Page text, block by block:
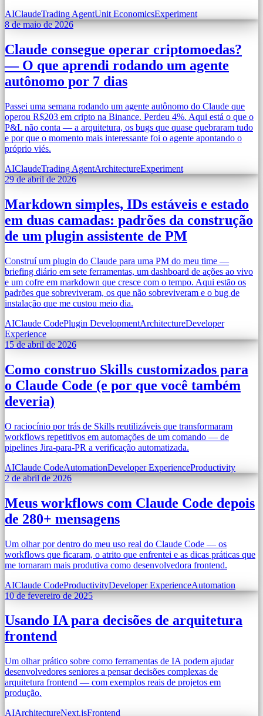
AIClaudeTrading AgentUnit EconomicsExperiment
8 de maio de 2026
Claude consegue operar criptomoedas?
— O que aprendi rodando um agente
autônomo por 7 dias
Passei uma semana rodando um agente autônomo do Claude que
operou R$203 em cripto na Binance. Perdeu 4%. Aqui está o que o
P&L não conta — a arquitetura, os bugs que quase quebraram tudo
e por que o momento mais interessante foi o agente apontando o
próprio viés.
AIClaudeTrading AgentArchitectureExperiment
29 de abril de 2026
Markdown simples, IDs estáveis e estado
em duas camadas: padrões da construção
de um plugin assistente de PM
Construí um plugin do Claude para uma PM do meu time —
briefing diário em sete ferramentas, um dashboard de ações ao vivo
e um cofre em markdown que cresce com o tempo. Aqui estão os
padrões que sobreviveram, os que não sobreviveram e o bug de
instalação que me custou meio dia.
AIClaude CodePlugin DevelopmentArchitectureDeveloper
Experience
15 de abril de 2026
Como construo Skills customizados para
o Claude Code (e por que você também
deveria)
O raciocínio por trás de Skills reutilizáveis que transformaram
workflows repetitivos em automações de um comando — de
pipelines Jira-para-PR a verificação automatizada.
AIClaude CodeAutomationDeveloper ExperienceProductivity
2 de abril de 2026
Meus workflows com Claude Code depois
de 280+ mensagens
Um olhar por dentro do meu uso real do Claude Code — os
workflows que ficaram, o atrito que enfrentei e as dicas práticas que
me tornaram mais produtiva como desenvolvedora frontend.
AIClaude CodeProductivityDeveloper ExperienceAutomation
10 de fevereiro de 2025
Usando IA para decisões de arquitetura
frontend
Um olhar prático sobre como ferramentas de IA podem ajudar
desenvolvedores seniores a pensar decisões complexas de
arquitetura frontend — com exemplos reais de projetos em
produção.
AIArchitectureNext.jsFrontend